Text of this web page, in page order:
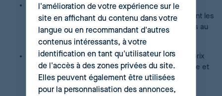
Récupération rapide de l'investissement : Les
marges initiales élevées aident à amortir rapidement les
coûts importants de R&D et de marketing associés au
lancement.
Création d'une image de marque premium :
Un prix
élevé peut créer une perception de qualité, de luxe et
d'exclusivité, renforçant le positionnement de la
marque.
l'amélioration de votre expérience sur le
site en affichant du contenu dans votre
langue ou en recommandant d'autres
contenus intéressants, à votre
identification en tant qu'utilisateur lors
de l'accès à des zones privées du site.
Elles peuvent également être utilisées
pour la personnalisation des annonces,